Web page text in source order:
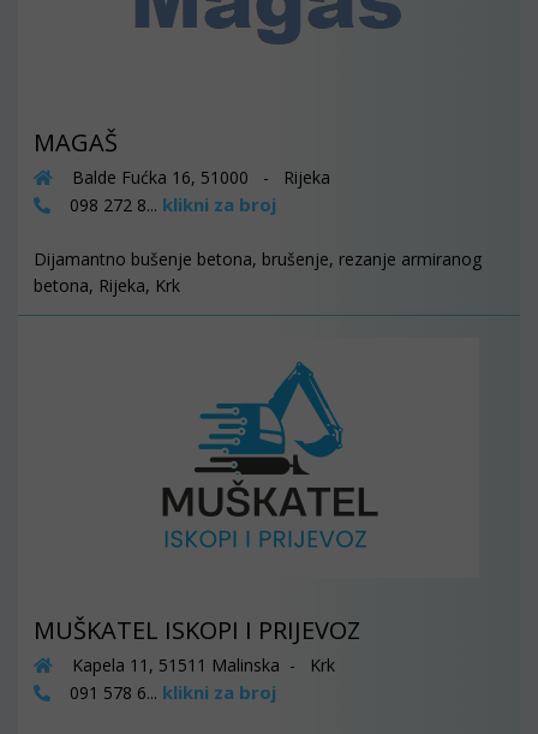
MAGAŠ
Balde Fućka 16, 51000 - Rijeka
098 272 8... klikni za broj
Dijamantno bušenje betona, brušenje, rezanje armiranog
betona, Rijeka, Krk
MUŠKATEL ISKOPI I PRIJEVOZ
Kapela 11, 51511 Malinska - Krk
091 578 6... klikni za broj